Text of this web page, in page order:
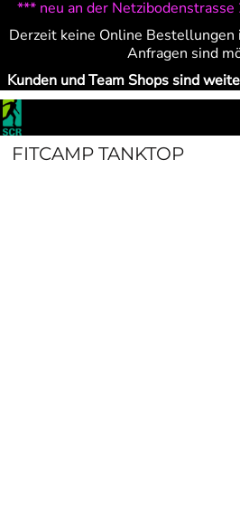
*** neu an der
Derzeit keine Online Bestellungen
Anfragen sind
Kunden und Team Shops sind
FITCAMP TANKTOP